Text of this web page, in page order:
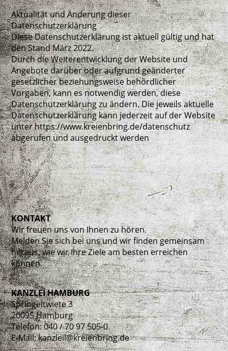
Aktualität und Änderung dieser
Datenschutzerklärung
Diese Datenschutzerklärung ist aktuell gültig und hat
den Stand März 2022.
Durch die Weiterentwicklung der Website und
Angebote darüber oder aufgrund geänderter
gesetzlicher beziehungsweise behördlicher
Vorgaben, kann es notwendig werden, diese
Datenschutzerklärung zu ändern. Die jeweils aktuelle
Datenschutzerklärung kann jederzeit auf der Website
unter https://www.kreienbring.de/datenschutz
abgerufen und ausgedruckt werden
KONTAKT
Wir freuen uns von Ihnen zu hören.
Melden Sie sich bei uns und wir finden gemeinsam
heraus, wie wir Ihre Ziele am besten erreichen
können.
KANZLEI HAMBURG
Springeltwiete 3
20095 Hamburg
Telefon: 040 / 70 97 505-0
E-Mail: kanzleil@kreienbring.de